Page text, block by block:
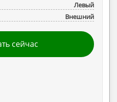
Левый
Внешний
сейчас